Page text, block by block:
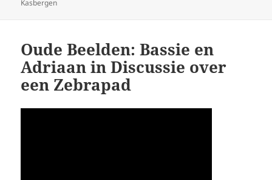
op
Kasbergen
Oude Beelden: Bassie en
Adriaan in Discussie over
een Zebrapad